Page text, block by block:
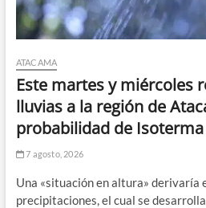
ATACAMA
Este martes y miércoles
lluvias a la región de
probabilidad de
7 agosto, 2026
Una «situación en altura» derivaría
precipitaciones, el cual se